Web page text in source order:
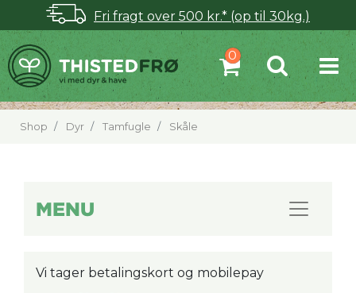
Fri fragt over 500 kr.* (op til 30kg.)
Shop Dyr Tamfugle Skåle
MENU
Vi tager betalingskort og mobilepay